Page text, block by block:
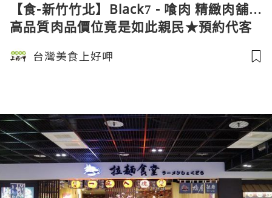
【食-新竹竹北】Black7 - 喰肉 精緻肉舖★
高品質肉品價位竟是如此親民★預約代客
保護的獨家美食-貢布胡椒
台灣美食上好呷